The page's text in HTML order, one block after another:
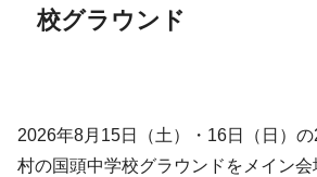
校グラウンド
2026年8月15日（土）・16日（日）
村の国頭中学校グラウンドをメイン